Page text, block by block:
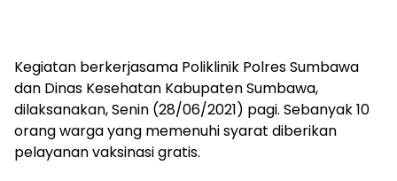
Kegiatan berkerjasama Poliklinik Polres Sumbawa
dan Dinas Kesehatan Kabupaten Sumbawa,
dilaksanakan, Senin (28/06/2021) pagi. Sebanyak 10
orang warga yang memenuhi syarat diberikan
pelayanan vaksinasi gratis.